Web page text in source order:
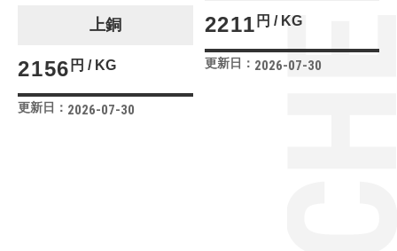
上銅
2156 円 / KG
更新日： 2026-07-30
2211 円 / KG
更新日： 2026-07-30